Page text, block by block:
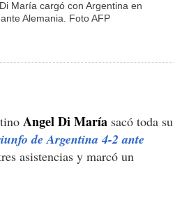
María cargó con Argentina en
Alemania. Foto AFP
Angel Di María sacó toda su
de Argentina 4-2 ante
asistencias y marcó un